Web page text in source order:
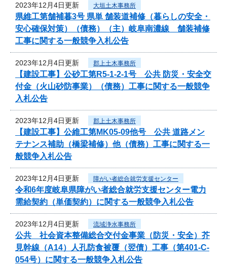
2023年12月4日更新 大垣土木事務所
県維工第舗補暮3号 県単 舗装道補修（暮らしの安全・
安心確保対策）（債務）（主）岐阜南濃線 舗装補修
工事に関する一般競争入札公告
2023年12月4日更新 郡上土木事務所
【建設工事】公砂工第R5-1-2-1号 公共 防災・安全交
付金（火山砂防事業）（債務）工事に関する一般競争
入札公告
2023年12月4日更新 郡上土木事務所
【建設工事】公維工第MK05-09他号 公共 道路メン
テナンス補助（橋梁補修）他（債務）工事に関する一
般競争入札公告
2023年12月4日更新 障がい者総合就労支援センター
令和6年度岐阜県障がい者総合就労支援センター電力
需給契約（単価契約）に関する一般競争入札公告
2023年12月4日更新 流域浄水事務所
公共 社会資本整備総合交付金事業（防災・安全）芥
見幹線（A14）人孔防食被覆（翌債）工事（第401-C-
054号）に関する一般競争入札公告